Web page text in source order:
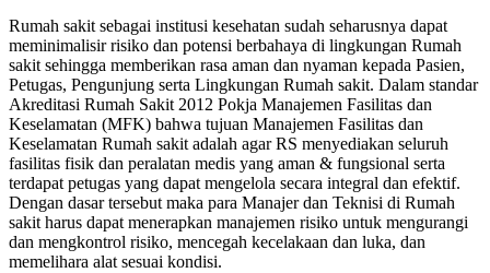
Rumah sakit sebagai institusi kesehatan sudah seharusnya dapat
meminimalisir risiko dan potensi berbahaya di lingkungan Rumah
sakit sehingga memberikan rasa aman dan nyaman kepada Pasien,
Petugas, Pengunjung serta Lingkungan Rumah sakit. Dalam standar
Akreditasi Rumah Sakit 2012 Pokja Manajemen Fasilitas dan
Keselamatan (MFK) bahwa tujuan Manajemen Fasilitas dan
Keselamatan Rumah sakit adalah agar RS menyediakan seluruh
fasilitas fisik dan peralatan medis yang aman & fungsional serta
terdapat petugas yang dapat mengelola secara integral dan efektif.
Dengan dasar tersebut maka para Manajer dan Teknisi di Rumah
sakit harus dapat menerapkan manajemen risiko untuk mengurangi
dan mengkontrol risiko, mencegah kecelakaan dan luka, dan
memelihara alat sesuai kondisi.